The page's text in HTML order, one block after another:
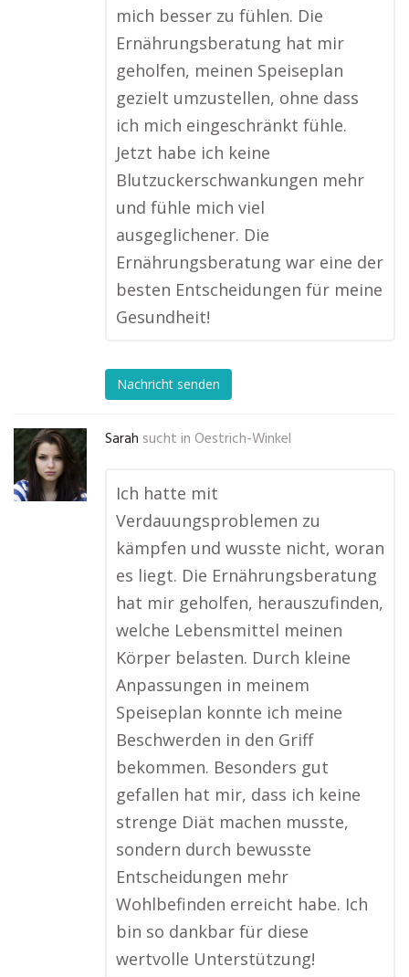
mich besser zu fühlen. Die
Ernährungsberatung hat mir
geholfen, meinen Speiseplan
gezielt umzustellen, ohne dass
ich mich eingeschränkt fühle.
Jetzt habe ich keine
Blutzuckerschwankungen mehr
und fühle mich viel
ausgeglichener. Die
Ernährungsberatung war eine der
besten Entscheidungen für meine
Gesundheit!
Nachricht senden
Sarah sucht in Oestrich-Winkel
Ich hatte mit
Verdauungsproblemen zu
kämpfen und wusste nicht, woran
es liegt. Die Ernährungsberatung
hat mir geholfen, herauszufinden,
welche Lebensmittel meinen
Körper belasten. Durch kleine
Anpassungen in meinem
Speiseplan konnte ich meine
Beschwerden in den Griff
bekommen. Besonders gut
gefallen hat mir, dass ich keine
strenge Diät machen musste,
sondern durch bewusste
Entscheidungen mehr
Wohlbefinden erreicht habe. Ich
bin so dankbar für diese
wertvolle Unterstützung!